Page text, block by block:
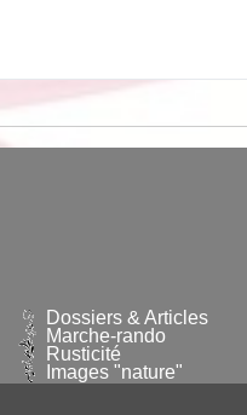
Dossiers & Articles
Marche-rando
Rusticité
Images "nature"